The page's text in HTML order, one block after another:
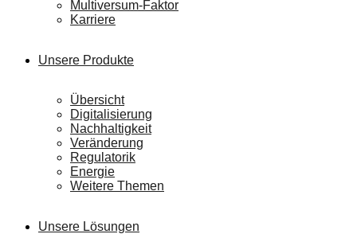
Multiversum-Faktor
Karriere
Unsere Produkte
Übersicht
Digitalisierung
Nachhaltigkeit
Veränderung
Regulatorik
Energie
Weitere Themen
Unsere Lösungen